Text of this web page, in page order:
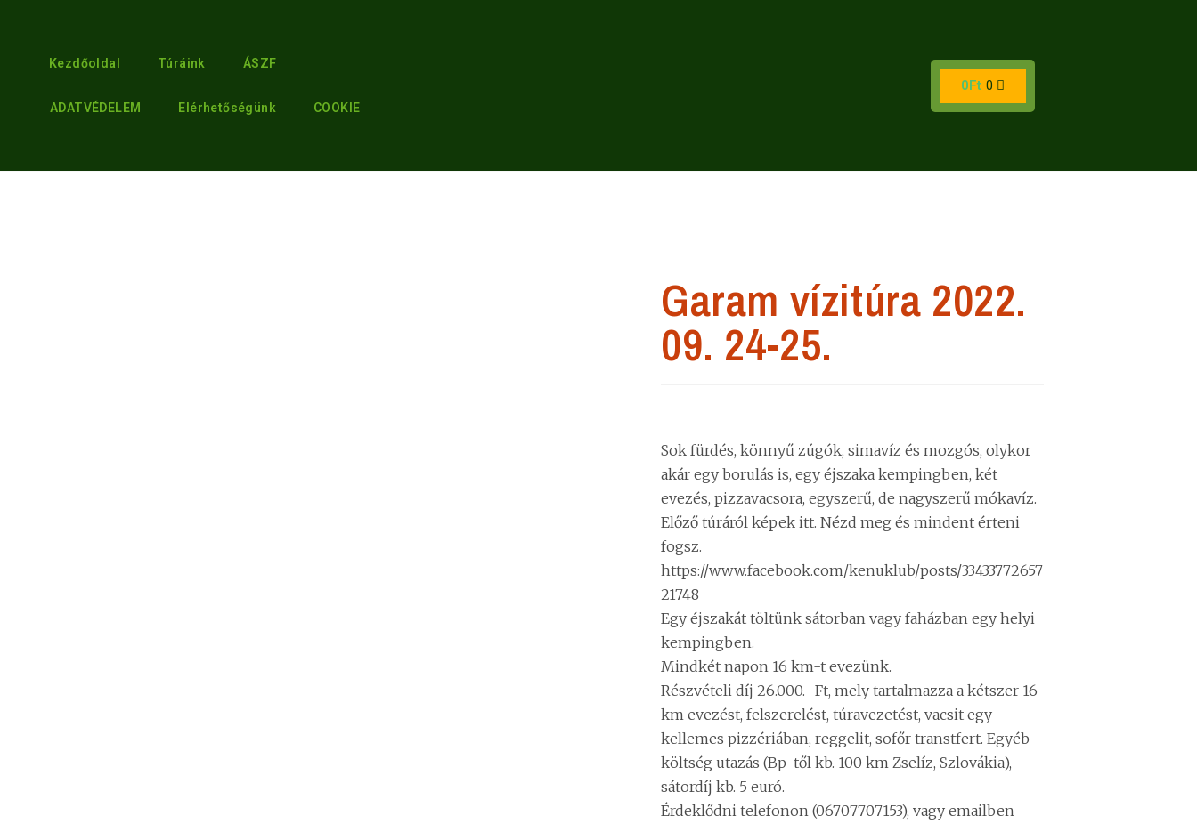
Kezdőoldal Túráink ÁSZF
ADATVÉDELEM Elérhetőségünk COOKIE
0Ft 0
Garam vízitúra 2022.
09. 24-25.
Sok fürdés, könnyű zúgók, simavíz és mozgós, olykor
akár egy borulás is, egy éjszaka kempingben, két
evezés, pizzavacsora, egyszerű, de nagyszerű mókavíz.
Előző túráról képek itt. Nézd meg és mindent érteni
fogsz.
https://www.facebook.com/kenuklub/posts/33433772657
21748
Egy éjszakát töltünk sátorban vagy faházban egy helyi
kempingben.
Mindkét napon 16 km-t evezünk.
Részvételi díj 26.000.- Ft, mely tartalmazza a kétszer 16
km evezést, felszerelést, túravezetést, vacsit egy
kellemes pizzériában, reggelit, sofőr transtfert. Egyéb
költség utazás (Bp-től kb. 100 km Zselíz, Szlovákia),
sátordíj kb. 5 euró.
Érdeklődni telefonon (06707707153), vagy emailben